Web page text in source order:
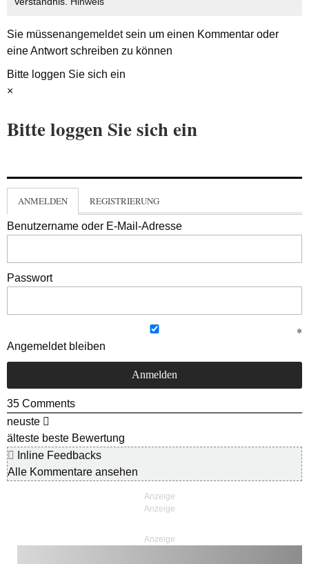
Sie müssenangemeldetsein um einen Kommentar oder
eine Antwort schreiben zu können
Bitte loggen Sie sich ein
×
Bitte loggen Sie sich ein
ANMELDEN REGISTRIERUNG
Benutzername oder E-Mail-Adresse
Passwort
Angemeldet bleiben
35 Comments
neuste
älteste beste Bewertung
Inline Feedbacks
Alle Kommentare ansehen
Anzeige